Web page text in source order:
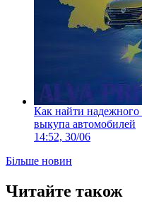
Как найти надежного
выкупа автомобилей
14:52, 30/06
Більше новин
Читайте також